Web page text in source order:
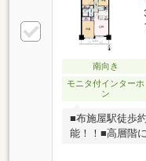
南向き
モニタ付インターホ
ン
■布施屋駅徒歩
能！！■高層階